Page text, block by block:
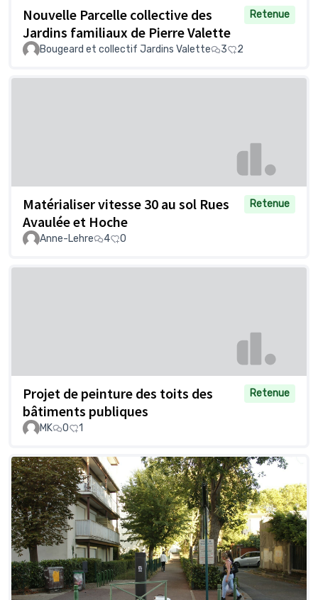
Nouvelle Parcelle collective des
Jardins familiaux de Pierre Valette
Retenue
Bougeard et collectif Jardins Valette 3 2
Matérialiser vitesse 30 au sol Rues
Avaulée et Hoche
Retenue
Anne-Lehre 4 0
Projet de peinture des toits des
bâtiments publiques
Retenue
MK 0 1